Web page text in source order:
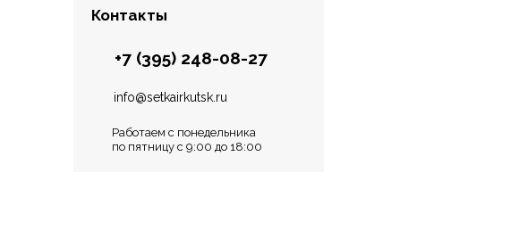
Контакты
+7 (395) 248-08-27
info@setkairkutsk.ru
Работаем с понедельника
по пятницу с 9:00 до 18:00